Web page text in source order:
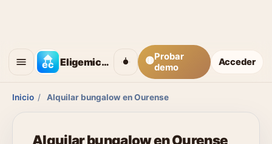
Eligemicasa 🟡Probar
demo
Acceder
Inicio / Alquilar bungalow en Ourense
Alquilar bungalow en Ourense